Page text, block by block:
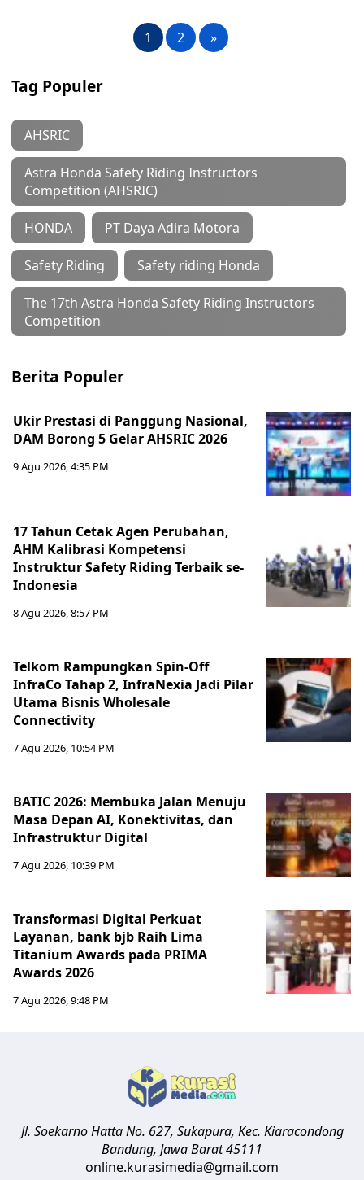
1 2 »
Tag Populer
AHSRIC
Astra Honda Safety Riding Instructors
Competition (AHSRIC)
HONDA PT Daya Adira Motora
Safety Riding Safety riding Honda
The 17th Astra Honda Safety Riding Instructors
Competition
Berita Populer
Ukir Prestasi di Panggung Nasional,
DAM Borong 5 Gelar AHSRIC 2026
9 Agu 2026, 4:35 PM
17 Tahun Cetak Agen Perubahan,
AHM Kalibrasi Kompetensi
Instruktur Safety Riding Terbaik se-
Indonesia
8 Agu 2026, 8:57 PM
Telkom Rampungkan Spin-Off
InfraCo Tahap 2, InfraNexia Jadi Pilar
Utama Bisnis Wholesale
Connectivity
7 Agu 2026, 10:54 PM
BATIC 2026: Membuka Jalan Menuju
Masa Depan AI, Konektivitas, dan
Infrastruktur Digital
7 Agu 2026, 10:39 PM
Transformasi Digital Perkuat
Layanan, bank bjb Raih Lima
Titanium Awards pada PRIMA
Awards 2026
7 Agu 2026, 9:48 PM
Jl. Soekarno Hatta No. 627, Sukapura, Kec. Kiaracondong
Bandung, Jawa Barat45111
online.kurasimedia@gmail.com